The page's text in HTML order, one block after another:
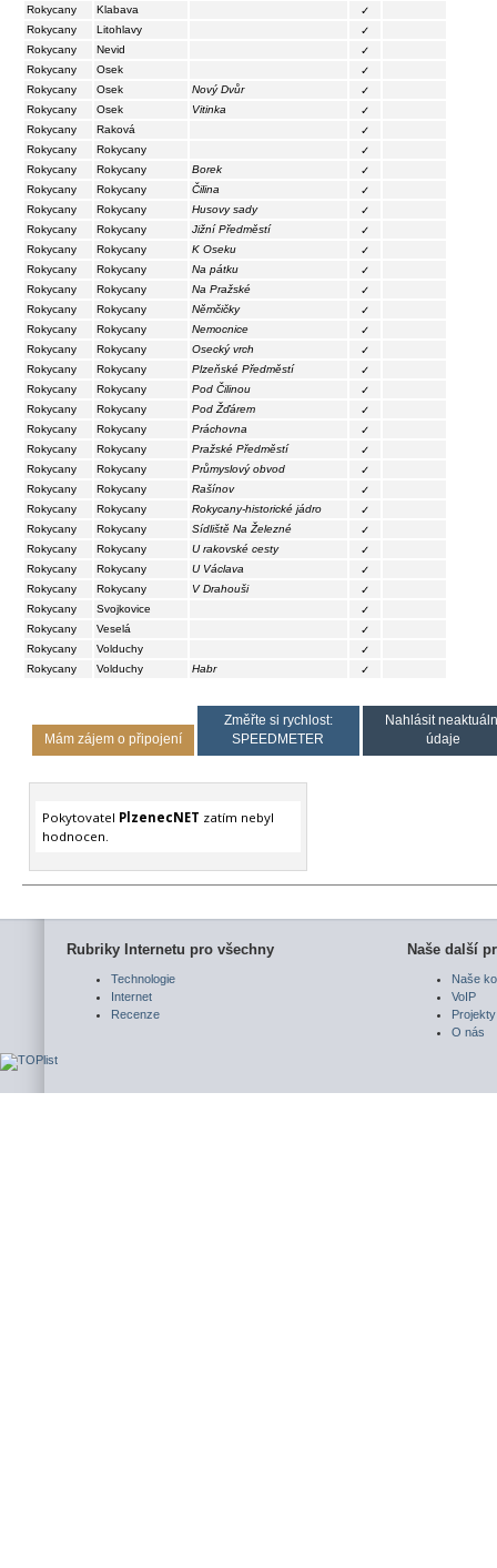
Rokycany Klabava
✓
Rokycany
Litohlavy
✓
Rokycany
Nevid
✓
Rokycany
Osek
✓
Rokycany
Osek Nový Dvůr
✓
Rokycany
Osek Vitinka
✓
Rokycany
Raková
✓
Rokycany
Rokycany
✓
Rokycany
Rokycany Borek
✓
Rokycany
Rokycany Čilina
✓
Rokycany
Rokycany Husovy sady
✓
Rokycany
Rokycany Jižní Předměstí
✓
Rokycany
Rokycany K Oseku
✓
Rokycany
Rokycany Na pátku
✓
Rokycany
Rokycany Na Pražské
✓
Rokycany
Rokycany Němčičky
✓
Rokycany
Rokycany Nemocnice
✓
Rokycany
Rokycany Osecký vrch
✓
Rokycany
Rokycany Plzeňské Předměstí
✓
Rokycany
Rokycany Pod Čilinou
✓
Rokycany
Rokycany Pod Žďárem
✓
Rokycany
Rokycany Práchovna
✓
Rokycany
Rokycany Pražské Předměstí
✓
Rokycany
Rokycany Průmyslový obvod
✓
Rokycany
Rokycany Rašínov
✓
Rokycany
Rokycany Rokycany-historické jádro
✓
Rokycany
Rokycany Sídliště Na Železné
✓
Rokycany
Rokycany U rakovské cesty
✓
Rokycany
Rokycany U Václava
✓
Rokycany
Rokycany V Drahouši
✓
Rokycany
Svojkovice
✓
Rokycany
Veselá
✓
Rokycany
Volduchy
✓
Rokycany
Volduchy Habr ✓
Mám zájem o připojení
Změřte si rychlost:
SPEEDMETER
Nahlásit
údaje
Pokytovatel PlzenecNET zatím nebyl
hodnocen.
Rubriky Internetu pro všechny
Technologie
Internet
Recenze
Naše další
Naše
VoIP
Projekty
O nás